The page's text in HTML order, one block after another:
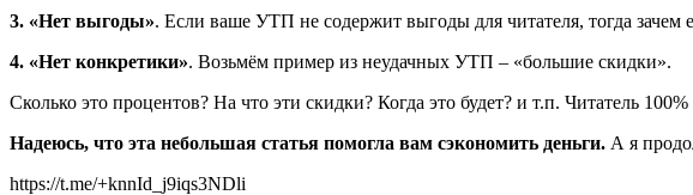
3. «Нет выгоды». Если ваше УТП не содержит выгоды для читателя, тогда зачем
4. «Нет конкретики». Возьмём пример из неудачных УТП – «большие скидки».
Сколько это процентов? На что эти скидки? Когда это будет? и т.п. Читатель
Надеюсь, что эта небольшая статья помогла вам сэкономить деньги. А я
https://t.me/+knnId_j9iqs3NDli